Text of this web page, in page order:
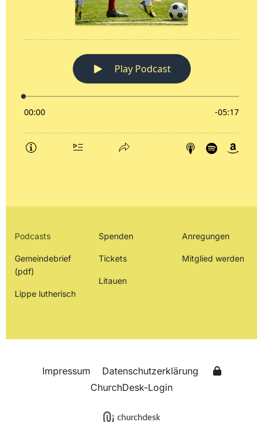
Podcasts
Gemeindebrief
(pdf)
Lippe lutherisch
Spenden
Tickets
Litauen
Anregungen
Mitglied werden
Impressum
Datenschutzerklärung
ChurchDesk-Login